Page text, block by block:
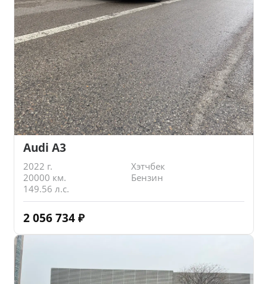
Audi A3
2022 г.
Хэтчбек
20000 км.
Бензин
149.56 л.с.
2 056 734 ₽